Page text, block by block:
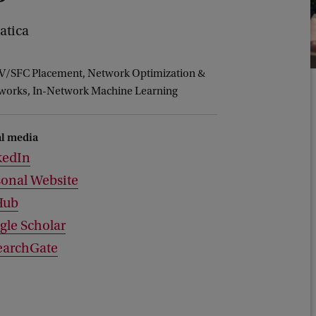
SFC Placement, Network Optimization &
In-Network Machine Learning
media
Website
Scholar